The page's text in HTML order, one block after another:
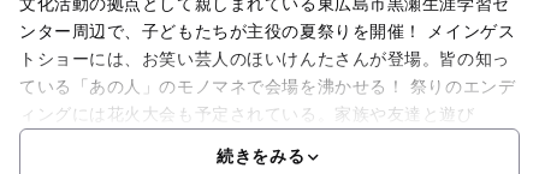
文化活動の拠点として親しまれている東広島市黒瀬生涯学習セ
ンター周辺で、子どもたちが主役の夏祭りを開催！ メインゲス
トショーには、お笑い芸人のほいけんたさんが登場。皆の知っ
ている「あの人」のモノマネで会場を沸かせる！ 祭りのエンデ
ィングには花火大会も予定されている。家族や友達と遊び
続きをみる